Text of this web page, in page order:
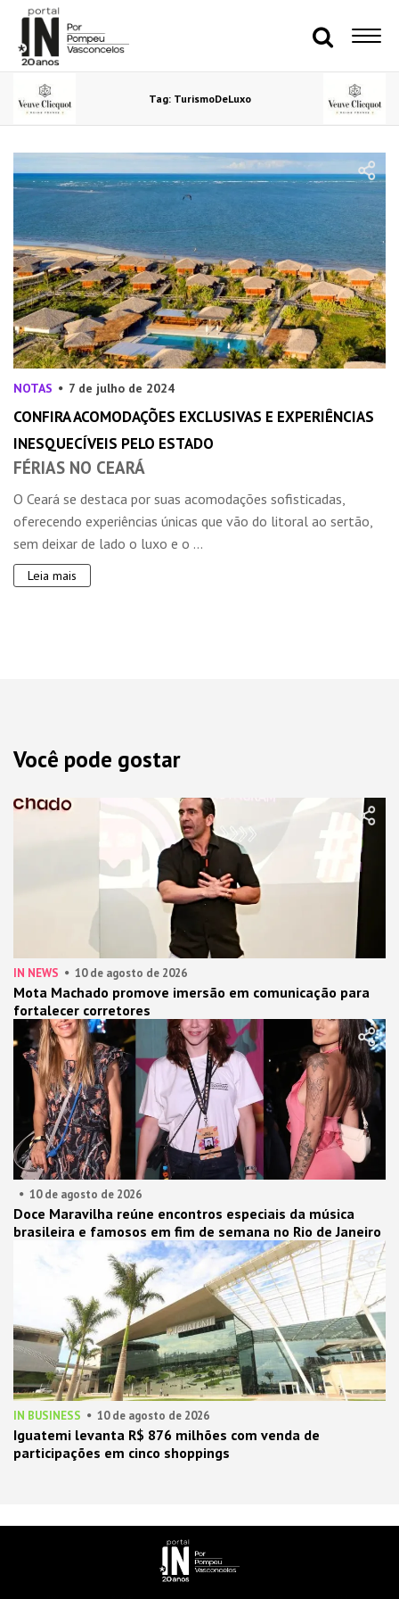
Tag: TurismoDeLuxo
NOTAS 7 de julho de 2024
CONFIRA ACOMODAÇÕES EXCLUSIVAS E EXPERIÊNCIAS
INESQUECÍVEIS PELO ESTADO
FÉRIAS NO CEARÁ
O Ceará se destaca por suas acomodações sofisticadas,
oferecendo experiências únicas que vão do litoral ao sertão,
sem deixar de lado o luxo e o ...
Leia mais
Você pode gostar
IN NEWS 10 de agosto de 2026
Mota Machado promove imersão em comunicação para
fortalecer corretores
10 de agosto de 2026
Doce Maravilha reúne encontros especiais da música
brasileira e famosos em fim de semana no Rio de Janeiro
IN BUSINESS 10 de agosto de 2026
Iguatemi levanta R$ 876 milhões com venda de
participações em cinco shoppings